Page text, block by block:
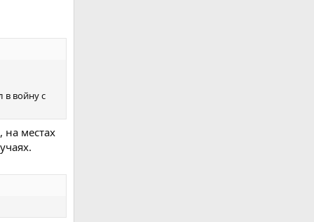
в войну с
на местах